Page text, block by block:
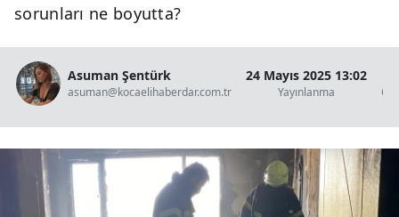
sorunları ne boyutta?
Asuman Şentürk
asuman@kocaelihaberdar.com.tr
24 Mayıs 2025 13:02
Yayınlanma